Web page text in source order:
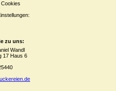
zu uns:
Wandl
17 Haus 6